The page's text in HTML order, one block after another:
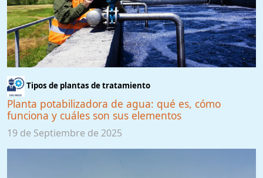
Tipos de plantas de tratamiento
Planta potabilizadora de agua: qué es, cómo
funciona y cuáles son sus elementos
19 de Septiembre de 2025